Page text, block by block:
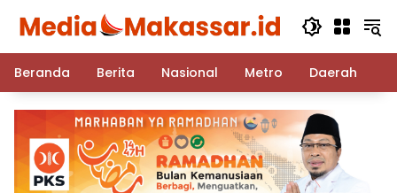
Beranda
Berita Nasional Metro Daerah